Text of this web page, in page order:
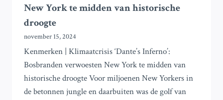
New York te midden van historische
droogte
november 15, 2024
Kenmerken | Klimaatcrisis ‘Dante’s Inferno’:
Bosbranden verwoesten New York te midden van
historische droogte Voor miljoenen New Yorkers in
de betonnen jungle en daarbuiten was de golf van